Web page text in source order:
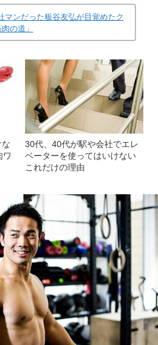
マンだった板谷友弘が目覚めたク
の道」
ワ
30代、40代が駅や会社でエレ
ベーターを使ってはいけない
これだけの理由